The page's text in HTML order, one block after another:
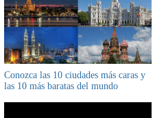
Conozca las 10 ciudades más caras y
las 10 más baratas del mundo